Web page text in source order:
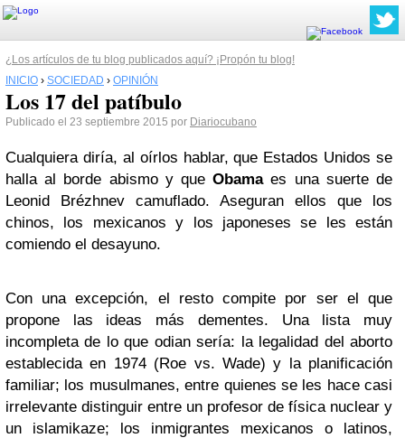
¿Los artículos de tu blog publicados aquí? ¡Propón tu blog!
INICIO › SOCIEDAD › OPINIÓN
Los 17 del patíbulo
Publicado el 23 septiembre 2015 por Diariocubano
Cualquiera diría, al oírlos hablar, que Estados Unidos se
halla al borde abismo y queObamaes una suerte de
Leonid Brézhnev camuflado. Aseguran ellos que los
chinos, los mexicanos y los japoneses se les están
comiendo el desayuno.
Con una excepción, el resto compite por ser el que
propone las ideas más dementes. Una lista muy
incompleta de lo que odian sería: la legalidad del aborto
establecida en 1974 (Roe vs. Wade) y la planificación
familiar; los musulmanes, entre quienes se les hace casi
irrelevante distinguir entre un profesor de física nuclear y
un islamikaze; los inmigrantes mexicanos o latinos,